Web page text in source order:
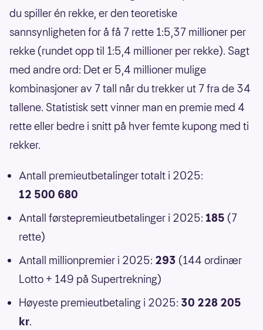
du spiller én rekke, er den teoretiske
sannsynligheten for å få 7 rette 1:5,37 millioner per
rekke (rundet opp til 1:5,4 millioner per rekke). Sagt
med andre ord: Det er 5,4 millioner mulige
kombinasjoner av 7 tall når du trekker ut 7 fra de 34
tallene. Statistisk sett vinner man en premie med 4
rette eller bedre i snitt på hver femte kupong med ti
rekker.
Antall premieutbetalinger totalt i 2025:
12 500 680
Antall førstepremieutbetalinger i 2025: 185 (7
rette)
Antall millionpremier i 2025: 293 (144 ordinær
Lotto + 149 på Supertrekning)
Høyeste premieutbetaling i 2025: 30 228 205
kr.